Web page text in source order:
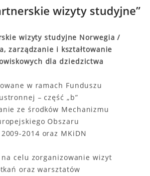
wizyty studyjne”
wizyty studyjne Norwegia /
zarządzanie i kształtowanie
dla dziedzictwa
w ramach Funduszu
– część „b”
ze środków Mechanizmu
Obszaru
2014 oraz MKiDN
na celu zorganizowanie wizyt
oraz warsztatów